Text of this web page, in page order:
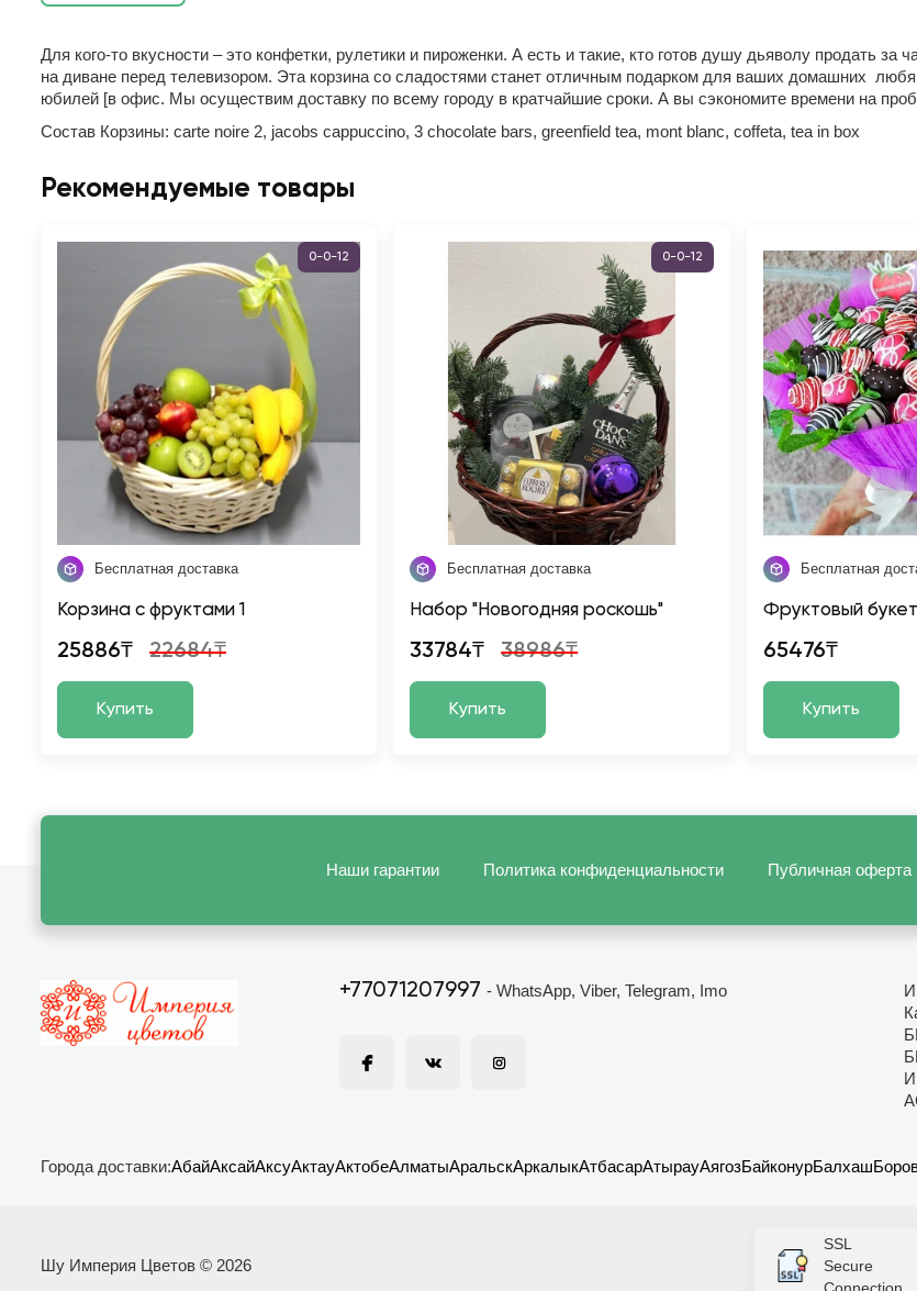
Для кого-то вкусности – это конфетки, рулетики и пироженки. А есть и такие, кто готов душу дьяволу продать за
на диване перед телевизором. Эта корзина со сладостями станет отличным подарком для ваших домашних
юбилей [в офис. Мы осуществим доставку по всему городу в кратчайшие сроки. А вы сэкономите времени на
Состав Корзины: carte noire 2, jacobs cappuccino, 3 chocolate bars, greenfield tea, mont blanc, coffeta, tea in box
Рекомендуемые товары
0-0-12
Бесплатная доставка
Корзина с фруктами 1
25886₸ 22684₸
Купить
0-0-12
Бесплатная доставка
Набор "Новогодняя роскошь"
33784₸ 38986₸
Купить
Бесплатная
Фруктовый
65476₸
Купить
Наши гарантии Политика конфиденциальности Публичная оферта
+77071207997 - WhatsApp, Viber, Telegram, Imo
Города доставки:АбайАксайАксуАктауАктобеАлматыАральскАркалыкАтбасарАтырауАягозБайконурБалхаш
Шу Империя Цветов © 2026
SSL
Secure